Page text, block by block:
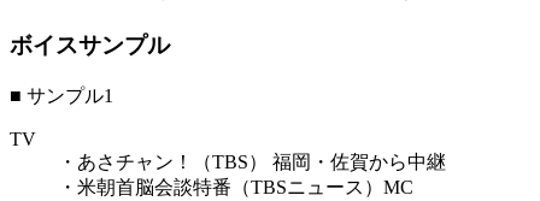
ボイスサンプル
■ サンプル1
TV
・あさチャン！（TBS） 福岡・佐賀から中継
・米朝首脳会談特番（TBSニュース）MC